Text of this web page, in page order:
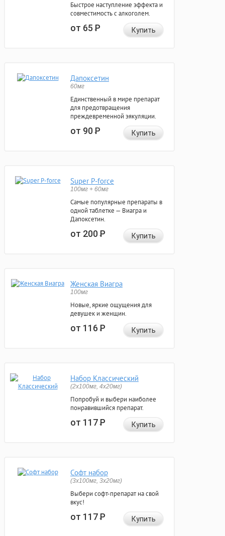
Быстрое наступление эффекта и
совместимость с алкоголем.
от 65Р Купить
Дапоксетин
60мг
Единственный в мире препарат
для предотвращения
преждевременной эякуляции.
от 90Р Купить
Super P-force
100мг + 60мг
Самые популярные препараты в
одной таблетке — Виагра и
Дапоксетин.
от 200Р Купить
Женская Виагра
100мг
Новые, яркие ощущения для
девушек и женщин.
от 116Р Купить
Набор Классический
(2x100мг, 4x20мг)
Попробуй и выбери наиболее
понравившийся препарат.
от 117Р Купить
Софт набор
(3x100мг, 3x20мг)
Выбери софт-препарат на свой
вкус!
от 117Р Купить